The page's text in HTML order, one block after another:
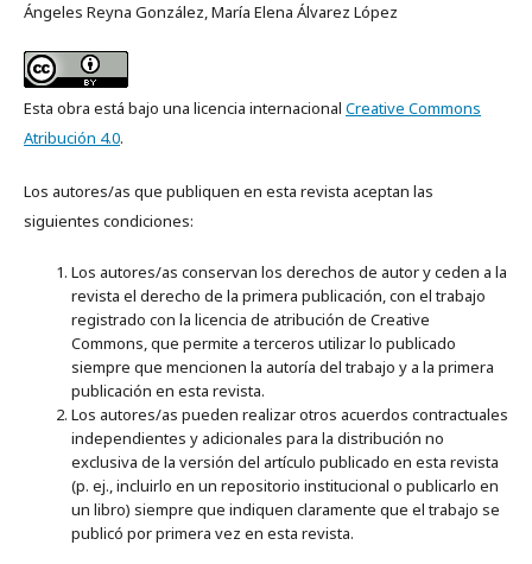
Ángeles Reyna González, María Elena Álvarez López
Esta obra está bajo una licencia internacional Creative Commons
Atribución 4.0.
Los autores/as que publiquen en esta revista aceptan las
siguientes condiciones:
Los autores/as conservan los derechos de autor y ceden a la
revista el derecho de la primera publicación, con el trabajo
registrado con la licencia de atribución de Creative
Commons, que permite a terceros utilizar lo publicado
siempre que mencionen la autoría del trabajo y a la primera
publicación en esta revista.
Los autores/as pueden realizar otros acuerdos contractuales
independientes y adicionales para la distribución no
exclusiva de la versión del artículo publicado en esta revista
(p. ej., incluirlo en un repositorio institucional o publicarlo en
un libro) siempre que indiquen claramente que el trabajo se
publicó por primera vez en esta revista.